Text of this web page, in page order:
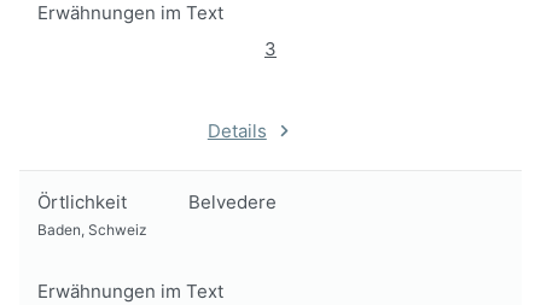
Erwähnungen im Text
3
Details
Örtlichkeit Belvedere
Baden, Schweiz
Erwähnungen im Text